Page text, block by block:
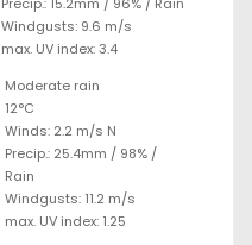
Windgusts: 9.6 m/s
max. UV index: 3.4
Moderate rain
12°C
Winds: 2.2 m/s N
Precip.: 25.4mm / 98% /
Rain
Windgusts: 11.2 m/s
max. UV index: 1.25